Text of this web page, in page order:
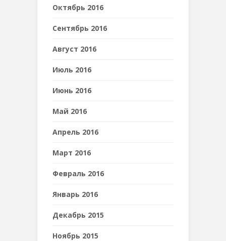
Октябрь 2016
Сентябрь 2016
Август 2016
Июль 2016
Июнь 2016
Май 2016
Апрель 2016
Март 2016
Февраль 2016
Январь 2016
Декабрь 2015
Ноябрь 2015